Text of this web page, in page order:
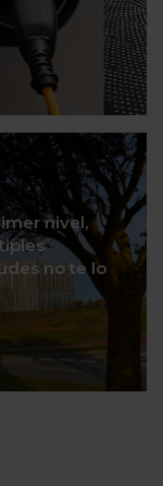
nivel,
no te lo